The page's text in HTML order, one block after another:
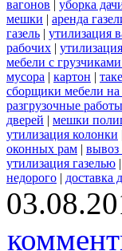
вагонов | уборка
мешки | аренда
газель | утилизация
рабочих |
мебели с
мусора | картон |
сборщики мебели на
разгрузочные работы
дверей | мешки
утилизация колонки
оконных рам | вывоз
утилизация газелью |
недорого | доставка